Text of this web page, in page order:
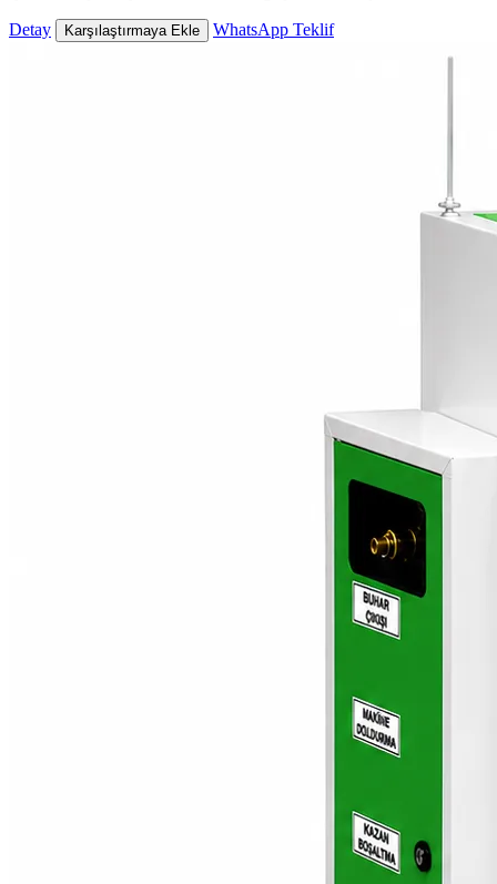
Detay Karşılaştırmaya Ekle WhatsApp Teklif